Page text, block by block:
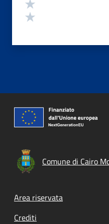
Comune di Cairo
Footer menu
Area riservata
Crediti